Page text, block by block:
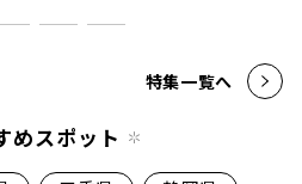
特集一覧へ
めスポット